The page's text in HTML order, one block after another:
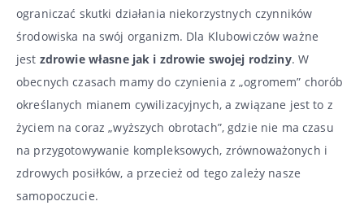
ograniczać skutki działania niekorzystnych czynników
środowiska na swój organizm. Dla Klubowiczów ważne
jest zdrowie własne jak i zdrowie swojej rodziny. W
obecnych czasach mamy do czynienia z „ogromem” chorób
określanych mianem cywilizacyjnych, a związane jest to z
życiem na coraz „wyższych obrotach”, gdzie nie ma czasu
na przygotowywanie kompleksowych, zrównoważonych i
zdrowych posiłków, a przecież od tego zależy nasze
samopoczucie.